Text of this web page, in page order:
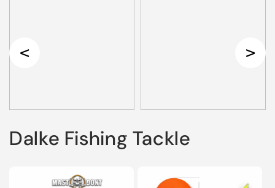
Dalke Fishing Tackle